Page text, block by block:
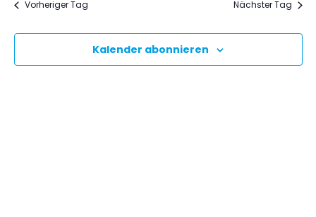
wählen.
Vorheriger Tag Nächster Tag
Kalender abonnieren